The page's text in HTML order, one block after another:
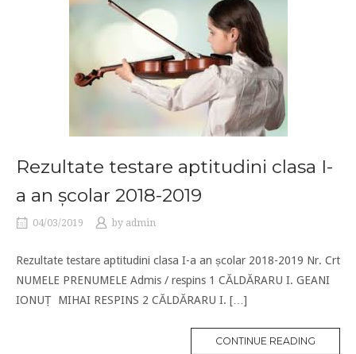
Rezultate testare aptitudini clasa I-
a an școlar 2018-2019
04/03/2019 by admin
Rezultate testare aptitudini clasa I-a an școlar 2018-2019 Nr. Crt
NUMELE PRENUMELE Admis / respins 1 CĂLDĂRARU I. GEANI
IONUȚ MIHAI RESPINS 2 CĂLDĂRARU I. […]
CONTINUE READING